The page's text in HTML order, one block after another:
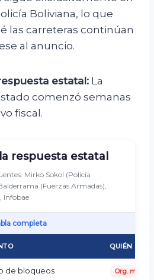
Boliviana, lo que
las carreteras continúan
al anuncio.
estatal: La
comenzó semanas
fiscal.
respuesta estatal
Mirko Sokol (Policía
(Fuerzas Armadas),
Infobae
completa
QUIÉN
de bloqueos Org.